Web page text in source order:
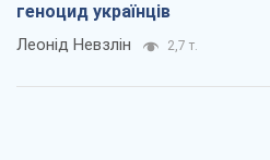
геноцид українців
Леонід Невзлін 2,7 т.